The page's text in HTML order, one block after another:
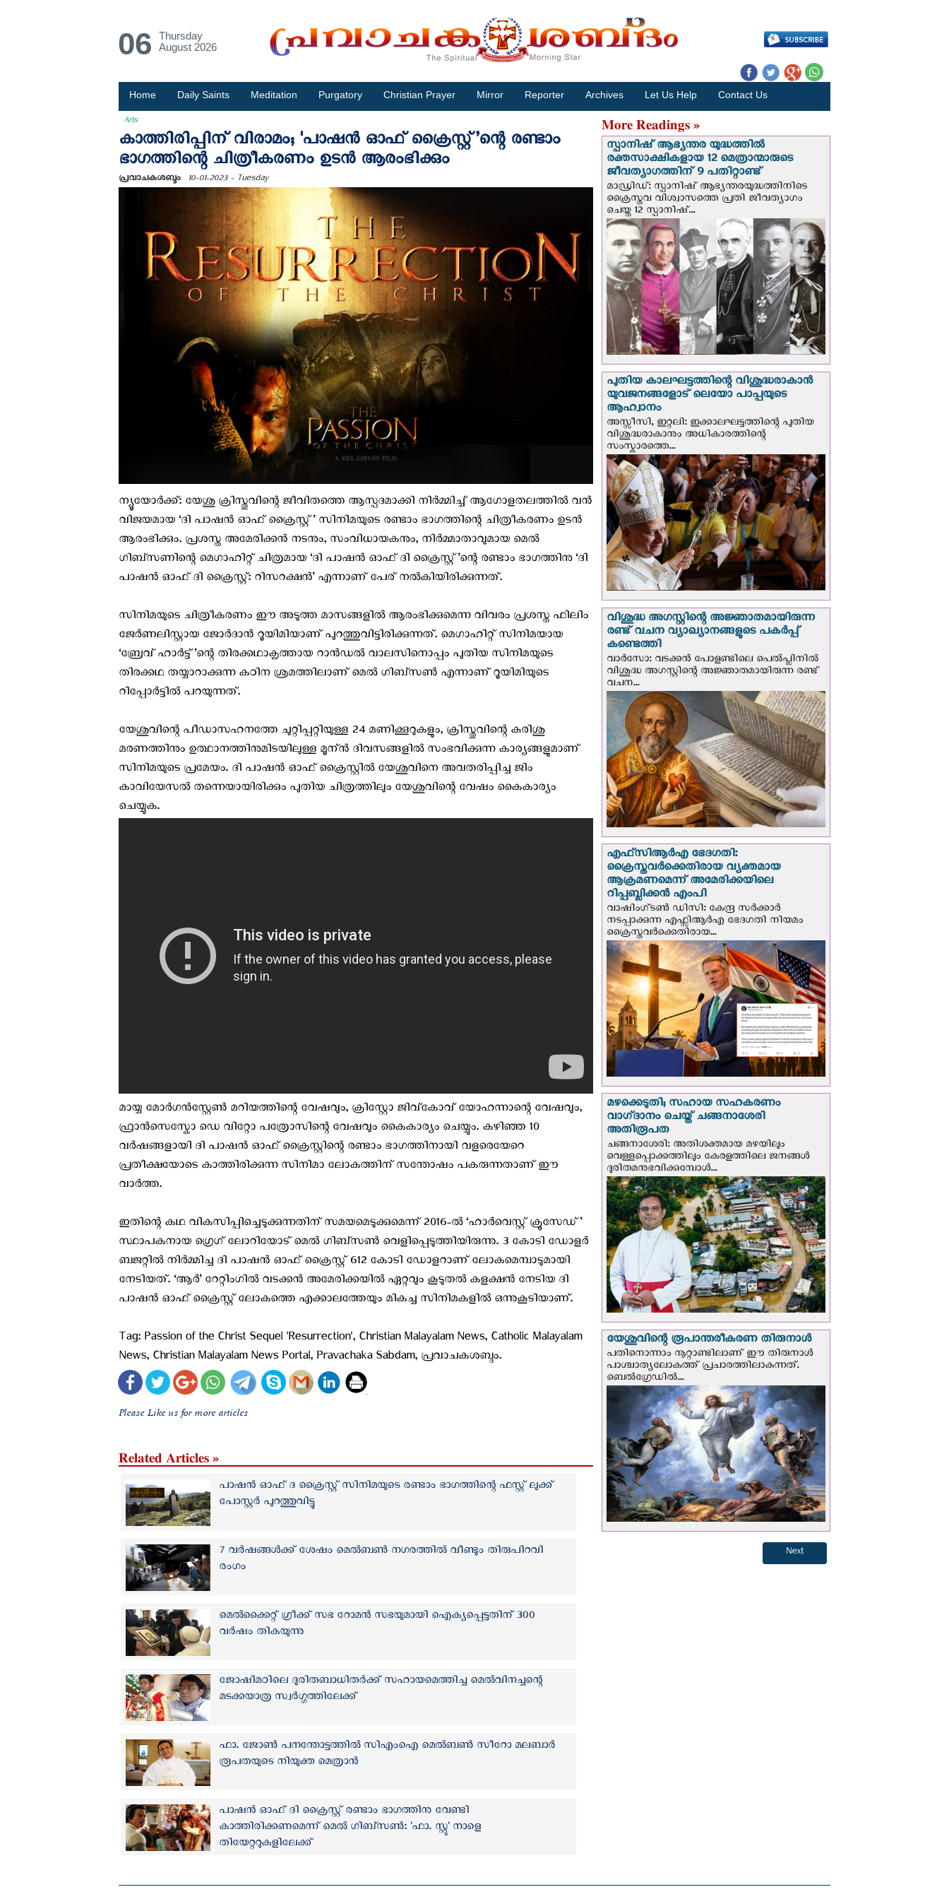
06
Thursday
August 2026
Home Daily Saints Meditation Purgatory Christian Prayer Mirror Reporter Archives Let Us Help Contact Us
Arts
കാത്തിരിപ്പിന് വിരാമം; 'പാഷന്‍ ഓഫ് ക്രൈസ്റ്റ്’ന്റെ രണ്ടാം
ഭാഗത്തിന്റെ ചിത്രീകരണം ഉടന്‍ ആരംഭിക്കും
പ്രവാചകശബ്ദം 10-01-2023 - Tuesday
ന്യൂയോര്‍ക്ക്: യേശു ക്രിസ്തുവിന്റെ ജീവിതത്തെ ആസ്പദമാക്കി നിർമ്മിച്ച് ആഗോളതലത്തില്‍ വന്‍
വിജയമായ ‘ദി പാഷന്‍ ഓഫ് ക്രൈസ്റ്റ്’ സിനിമയുടെ രണ്ടാം ഭാഗത്തിന്റെ ചിത്രീകരണം ഉടന്‍
ആരംഭിക്കും. പ്രശസ്ത അമേരിക്കന്‍ നടനും, സംവിധായകനും, നിര്‍മ്മാതാവുമായ മെല്‍
ഗിബ്സണിന്റെ മെഗാഹിറ്റ്‌ ചിത്രമായ ‘ദി പാഷന്‍ ഓഫ് ദി ക്രൈസ്റ്റ്’ന്റെ രണ്ടാം ഭാഗത്തിനു ‘ദി
പാഷന്‍ ഓഫ് ദി ക്രൈസ്റ്റ്: റിസറക്ഷന്‍’ എന്നാണ് പേര് നൽകിയിരിക്കുന്നത്.
സിനിമയുടെ ചിത്രീകരണം ഈ അടുത്ത മാസങ്ങളില്‍ ആരംഭിക്കുമെന്ന വിവരം പ്രശസ്ത ഫിലിം
ജേര്‍ണലിസ്റ്റായ ജോര്‍ദാന്‍ റൂയിമിയാണ് പുറത്തുവിട്ടിരിക്കുന്നത്. മെഗാഹിറ്റ്‌ സിനിമയായ
‘ബ്രേവ് ഹാര്‍ട്ട്’ന്റെ തിരക്കഥാകൃത്തായ റാന്‍ഡല്‍ വാലസിനൊപ്പം പുതിയ സിനിമയുടെ
തിരക്കഥ തയ്യാറാക്കുന്ന കഠിന ശ്രമത്തിലാണ് മെല്‍ ഗിബ്സണ്‍ എന്നാണ് റൂയിമിയുടെ
റിപ്പോര്‍ട്ടില്‍ പറയുന്നത്.
യേശുവിന്റെ പീഡാസഹനത്തേ ചുറ്റിപ്പറ്റിയുള്ള 24 മണിക്കൂറുകളും, ക്രിസ്തുവിന്റെ കുരിശു
മരണത്തിനും ഉത്ഥാനത്തിനുമിടയിലുള്ള മൂന്ന്‍ ദിവസങ്ങളില്‍ സംഭവിക്കുന്ന കാര്യങ്ങളുമാണ്
സിനിമയുടെ പ്രമേയം. ദി പാഷന്‍ ഓഫ് ക്രൈസ്റ്റില്‍ യേശുവിനെ അവതരിപ്പിച്ച ജിം
കാവിയേസല്‍ തന്നെയായിരിക്കും പുതിയ ചിത്രത്തിലും യേശുവിന്റെ വേഷം കൈകാര്യം
ചെയ്യുക.
മായ്യ മോര്‍ഗന്‍സ്റ്റേണ്‍ മറിയത്തിന്റെ വേഷവും, ക്രിസ്റ്റോ ജിവ്കോവ് യോഹന്നാന്റെ വേഷവും,
ഫ്രാന്‍സെസ്കോ ഡെ വിറ്റോ പത്രോസിന്റെ വേഷവും കൈകാര്യം ചെയ്യും. കഴിഞ്ഞ 10
വര്‍ഷങ്ങളായി ദി പാഷന്‍ ഓഫ് ക്രൈസ്റ്റിന്റെ രണ്ടാം ഭാഗത്തിനായി വളരെയേറെ
പ്രതീക്ഷയോടെ കാത്തിരിക്കുന്ന സിനിമാ ലോകത്തിന് സന്തോഷം പകരുന്നതാണ് ഈ
വാര്‍ത്ത.
ഇതിന്റെ കഥ വികസിപ്പിച്ചെടുക്കുന്നതിന് സമയമെടുക്കുമെന്ന് 2016-ല്‍ ‘ഹാര്‍വെസ്റ്റ്‌ ക്രൂസേഡ്’
സ്ഥാപകനായ ഗ്രെഗ് ലോറിയോട് മെല്‍ ഗിബ്സണ്‍ വെളിപ്പെടുത്തിയിരുന്നു. 3 കോടി ഡോളര്‍
ബജറ്റില്‍ നിര്‍മ്മിച്ച ദി പാഷന്‍ ഓഫ് ക്രൈസ്റ്റ് 612 കോടി ഡോളറാണ് ലോകമെമ്പാടുമായി
നേടിയത്. ‘ആര്‍’ റേറ്റിംഗില്‍ വടക്കന്‍ അമേരിക്കയില്‍ ഏറ്റവും കൂടുതല്‍ കളക്ഷന്‍ നേടിയ ദി
പാഷന്‍ ഓഫ് ക്രൈസ്റ്റ് ലോകത്തെ എക്കാലത്തേയും മികച്ച സിനിമകളില്‍ ഒന്നുകൂടിയാണ്.
Tag: Passion of the Christ Sequel 'Resurrection', Christian Malayalam News, Catholic Malayalam
News, Christian Malayalam News Portal, Pravachaka Sabdam, പ്രവാചകശബ്ദം.
Please Like us for more articles
Related Articles »
പാഷന്‍ ഓഫ് ദ ക്രൈസ്റ്റ് സിനിമയുടെ രണ്ടാം ഭാഗത്തിന്റെ ഫസ്റ്റ് ലുക്ക്
പോസ്റ്റർ പുറത്തുവിട്ടു
7 വർഷങ്ങൾക്ക് ശേഷം മെല്‍ബണ്‍ നഗരത്തില്‍ വീണ്ടും തിരുപിറവി
രംഗം
മെല്‍ക്കൈറ്റ് ഗ്രീക്ക് സഭ റോമന്‍ സഭയുമായി ഐക്യപ്പെട്ടതിന് 300
വര്‍ഷം തികയുന്നു
ജോഷിമഠിലെ ദുരിതബാധിതര്‍ക്ക് സഹായമെത്തിച്ച മെല്‍വിനച്ചന്റെ
മടക്കയാത്ര സ്വര്‍ഗ്ഗത്തിലേക്ക്
ഫാ. ജോണ്‍ പനന്തോട്ടത്തില്‍ സി‌എം‌ഐ മെല്‍ബണ്‍ സീറോ മലബാര്‍
രൂപതയുടെ നിയുക്ത മെത്രാന്‍
പാഷൻ ഓഫ് ദി ക്രൈസ്റ്റ് രണ്ടാം ഭാഗത്തിനു വേണ്ടി
കാത്തിരിക്കണമെന്ന് മെല്‍ ഗിബ്സൺ: 'ഫാ. സ്റ്റു' നാളെ
തിയേറ്ററുകളിലേക്ക്
More Readings »
സ്പാനിഷ് ആഭ്യന്തര യുദ്ധത്തില്‍
രക്തസാക്ഷികളായ 12 മെത്രാന്മാരുടെ
ജീവത്യാഗത്തിന് 9 പതിറ്റാണ്ട്
മാഡ്രിഡ്: സ്പാനിഷ് ആഭ്യന്തരയുദ്ധത്തിനിടെ
ക്രൈസ്തവ വിശ്വാസത്തെ പ്രതി ജീവത്യാഗം
ചെയ്ത 12 സ്പാനിഷ്...
പുതിയ കാലഘട്ടത്തിന്റെ വിശുദ്ധരാകാന്‍
യുവജനങ്ങളോട് ലെയോ പാപ്പയുടെ
ആഹ്വാനം
അസ്സീസി, ഇറ്റലി: ഇക്കാലഘട്ടത്തിന്റെ പുതിയ
വിശുദ്ധരാകാനും അധികാരത്തിന്റെ
സംസ്കാരത്തെ...
വിശുദ്ധ അഗസ്റ്റിന്റെ അജ്ഞാതമായിരുന്ന
രണ്ട് വചന വ്യാഖ്യാനങ്ങളുടെ പകര്‍പ്പ്
കണ്ടെത്തി
വാര്‍സോ: വടക്കൻ പോളണ്ടിലെ പെൽപ്ലിനില്‍
വിശുദ്ധ അഗസ്റ്റിന്റെ അജ്ഞാതമായിരുന്ന രണ്ട്
വചന...
എഫ്‌സി‌ആര്‍‌എ ഭേദഗതി:
ക്രൈസ്തവർക്കെതിരായ വ്യക്തമായ
ആക്രമണമെന്ന് അമേരിക്കയിലെ
റിപ്പബ്ലിക്കൻ എംപി
വാഷിംഗ്ടണ്‍ ഡി‌സി: കേന്ദ്ര സർക്കാർ
നടപ്പാക്കുന്ന എഫ്സിആർഎ ഭേദഗതി നിയമം
ക്രൈസ്തവർക്കെതിരായ...
മഴക്കെടുതി; സഹായ സഹകരണം
വാഗ്‌ദാനം ചെയ്ത് ചങ്ങനാശേരി
അതിരൂപത
ചങ്ങനാശേരി: അതിശക്തമായ മഴയിലും
വെള്ളപ്പൊക്കത്തിലും കേരളത്തിലെ ജനങ്ങൾ
ദുരിതമനുഭവിക്കുമ്പോൾ...
യേശുവിന്റെ രൂപാന്തരീകരണ തിരുനാള്‍
പതിനൊന്നാം നൂറ്റാണ്ടിലാണ് ഈ തിരുനാള്‍
പാശ്ചാത്യലോകത്ത് പ്രചാരത്തിലാകുന്നത്.
ബെല്‍ഗ്രേഡില്‍...
Next